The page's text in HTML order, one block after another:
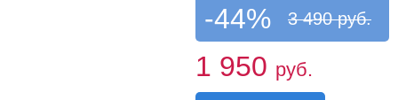
-44% 3 490 руб.
1 950 руб.